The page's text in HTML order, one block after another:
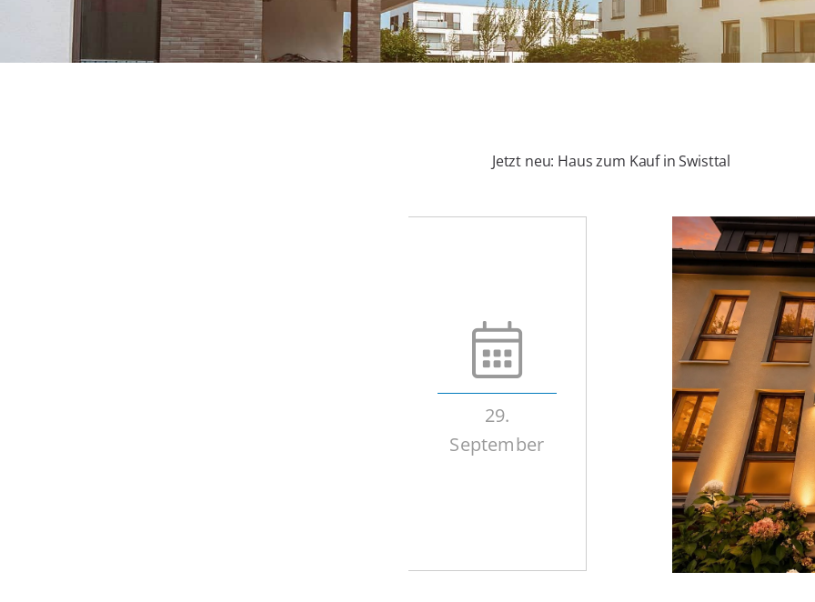
Jetzt neu: Haus zum Kauf in Swisttal
29.
September